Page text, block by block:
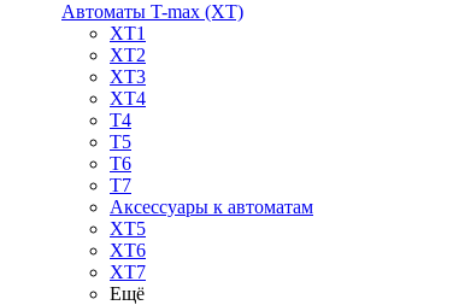
Автоматы T-max (XT)
XT1
XT2
XT3
XT4
T4
T5
T6
T7
Аксессуары к автоматам
XT5
XT6
XT7
Ещё